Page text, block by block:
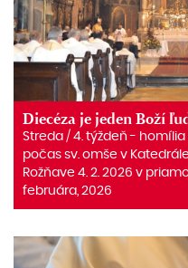
Diecéza je jeden Boží
Streda / 4. týždeň - homília
počas sv. omše v
Rožňave 4. 2. 2026 v
februára, 2026